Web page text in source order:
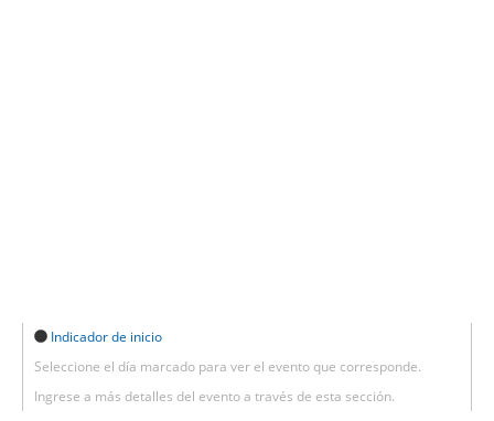
Indicador de inicio
Seleccione el día marcado para ver el evento que corresponde.
Ingrese a más detalles del evento a través de esta sección.